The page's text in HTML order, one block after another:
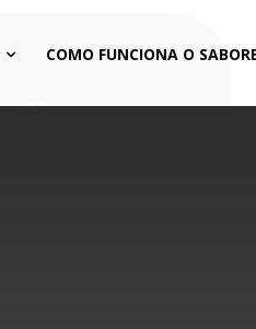
COMO FUNCIONA O